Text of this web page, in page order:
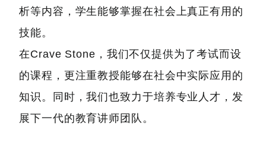
析等内容，学生能够掌握在社会上真正有用的
技能。
在Crave Stone，我们不仅提供为了考试而设
的课程，更注重教授能够在社会中实际应用的
知识。同时，我们也致力于培养专业人才，发
展下一代的教育讲师团队。